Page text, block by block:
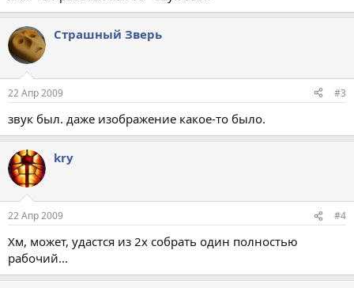
Страшный Зверь
22 Апр 2009 #3
звук был. даже изображение какое-то было.
kry
22 Апр 2009 #4
Хм, может, удастся из 2х собрать один полностью
рабочий...